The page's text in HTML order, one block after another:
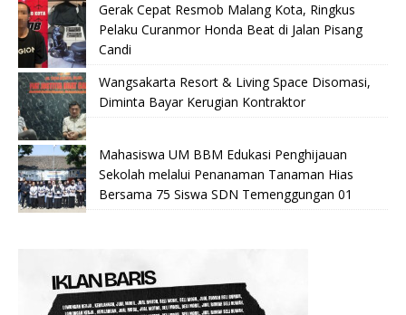
Gerak Cepat Resmob Malang Kota, Ringkus
Pelaku Curanmor Honda Beat di Jalan Pisang
Candi
Wangsakarta Resort & Living Space Disomasi,
Diminta Bayar Kerugian Kontraktor
Mahasiswa UM BBM Edukasi Penghijauan
Sekolah melalui Penanaman Tanaman Hias
Bersama 75 Siswa SDN Temenggungan 01